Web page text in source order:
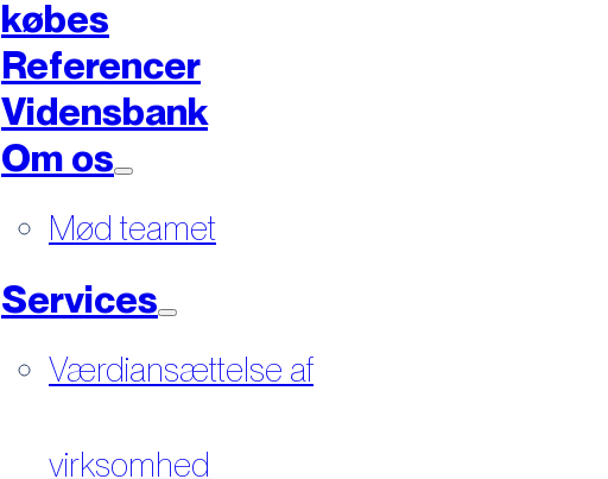
købes
Referencer
Vidensbank
Om os
Mød teamet
Services
Værdiansættelse af
virksomhed